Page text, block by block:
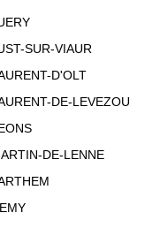
SUR-VIAUR
D'OLT
DE-LEVEZOU
DE-LENNE